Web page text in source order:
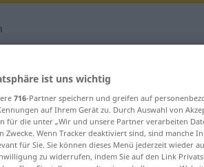
für "verteidigen"
ist uns wichtig
716-Partner speichern und greifen auf
auf Ihrem Gerät zu. Durch Auswahl von
für die unter „Wir und unsere Partner verarbeiten
Zwecke. Wenn Tracker deaktiviert sind, sind manche
für Sie. Sie können dieses Menü jederzeit wieder
zu widerrufen, indem Sie auf den Link